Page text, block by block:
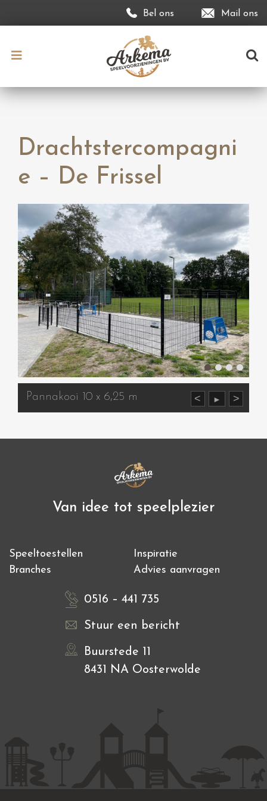
Bel ons Mail ons
Drachtstercompagni
e – De Frissel
< ► >
Pannakooi 10 x 6,25 m
Van idee tot speelplezier
Speeltoestellen
Inspiratie
Branches
Advies aanvragen
0516 – 441 735
Stuur een bericht
Buurstede 11
8431 NA Oosterwolde